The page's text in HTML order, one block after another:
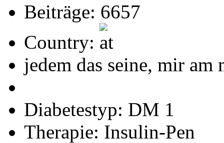
Beiträge: 6657
Country:
jedem das seine, mir am
Diabetestyp: DM 1
Therapie: Insulin-Pen